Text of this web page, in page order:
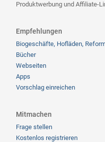
Produktwerbung und Affiliate-
Empfehlungen
Biogeschäfte, Hofläden,
Bücher
Webseiten
Apps
Vorschlag einreichen
Mitmachen
Frage stellen
Kostenlos registrieren